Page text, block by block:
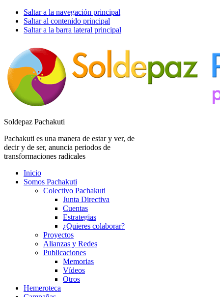
Saltar a la navegación principal
Saltar al contenido principal
Saltar a la barra lateral principal
Soldepaz Pachakuti
Pachakuti es una manera de estar y ver, de
decir y de ser, anuncia periodos de
transformaciones radicales
Inicio
Somos Pachakuti
Colectivo Pachakuti
Junta Directiva
Cuentas
Estrategias
¿Quieres colaborar?
Proyectos
Alianzas y Redes
Publicaciones
Memorias
Vídeos
Otros
Hemeroteca